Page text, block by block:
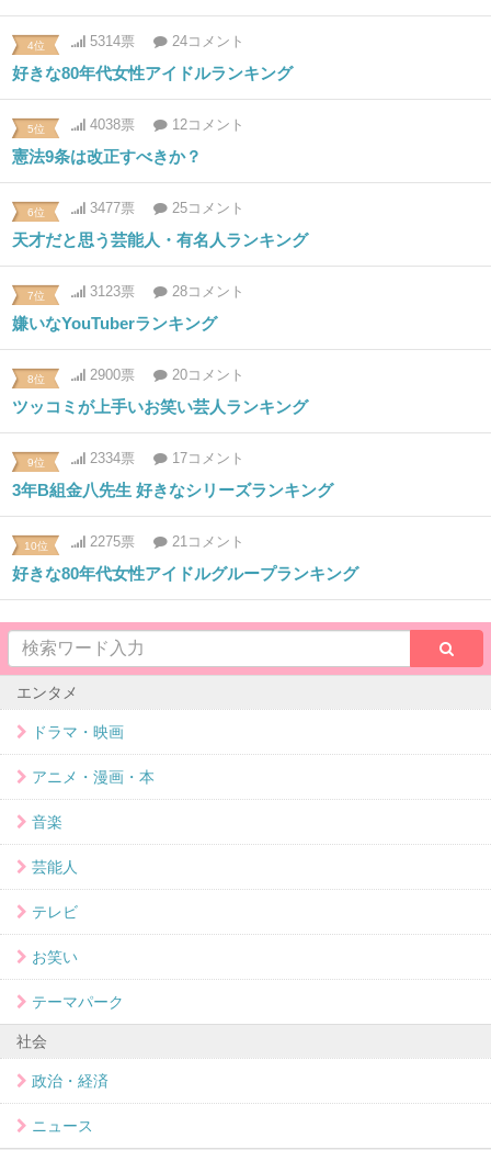
4位 5314票 24コメント
好きな80年代女性アイドルランキング
5位 4038票 12コメント
憲法9条は改正すべきか？
6位 3477票 25コメント
天才だと思う芸能人・有名人ランキング
7位 3123票 28コメント
嫌いなYouTuberランキング
8位 2900票 20コメント
ツッコミが上手いお笑い芸人ランキング
9位 2334票 17コメント
3年B組金八先生 好きなシリーズランキング
10位 2275票 21コメント
好きな80年代女性アイドルグループランキング
エンタメ
ドラマ・映画
アニメ・漫画・本
音楽
芸能人
テレビ
お笑い
テーマパーク
社会
政治・経済
ニュース